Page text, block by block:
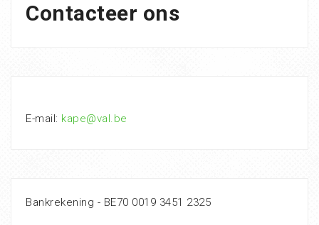
Contacteer ons
E-mail: kape@val.be
Bankrekening - BE70 0019 3451 2325